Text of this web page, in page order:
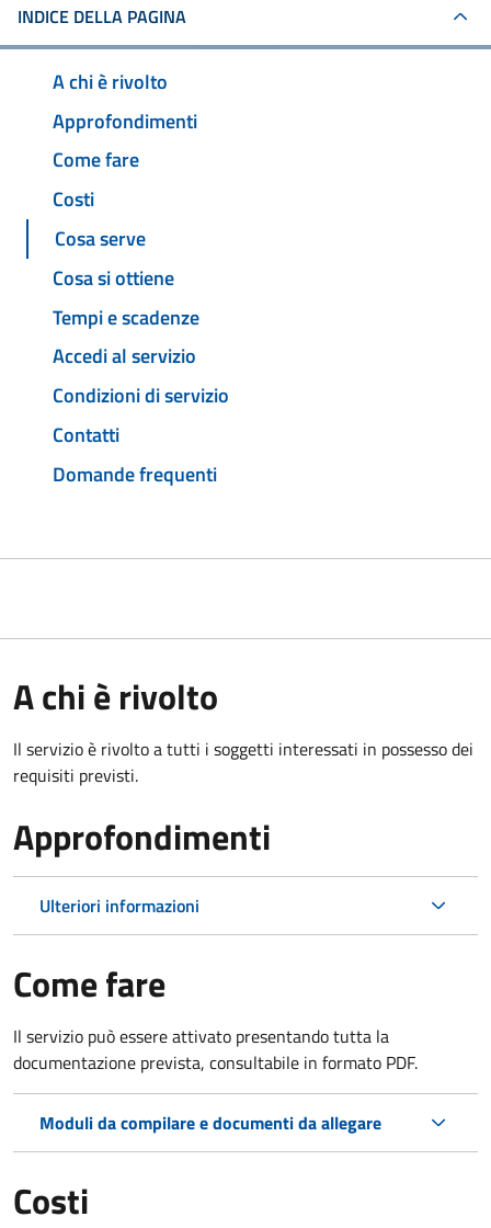
INDICE DELLA PAGINA
A chi è rivolto
Approfondimenti
Come fare
Costi
Cosa serve
Cosa si ottiene
Tempi e scadenze
Accedi al servizio
Condizioni di servizio
Contatti
Domande frequenti
A chi è rivolto
Il servizio è rivolto a tutti i soggetti interessati in possesso dei
requisiti previsti.
Approfondimenti
Ulteriori informazioni
Come fare
Il servizio può essere attivato presentando tutta la
documentazione prevista, consultabile in formato PDF.
Moduli da compilare e documenti da allegare
Costi